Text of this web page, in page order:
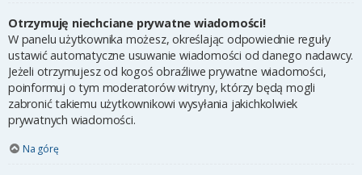
Otrzymuję niechciane prywatne wiadomości!
W panelu użytkownika możesz, określając odpowiednie reguły
ustawić automatyczne usuwanie wiadomości od danego nadawcy.
Jeżeli otrzymujesz od kogoś obraźliwe prywatne wiadomości,
poinformuj o tym moderatorów witryny, którzy będą mogli
zabronić takiemu użytkownikowi wysyłania jakichkolwiek
prywatnych wiadomości.
Na górę